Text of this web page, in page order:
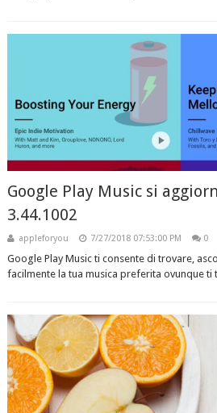
Google Play Music si
3.44.1002
appleforyou 7/27/2018 07:53:00 PM 0
Google Play Music ti consente di trovare,
facilmente la tua musica preferita ovunque ti